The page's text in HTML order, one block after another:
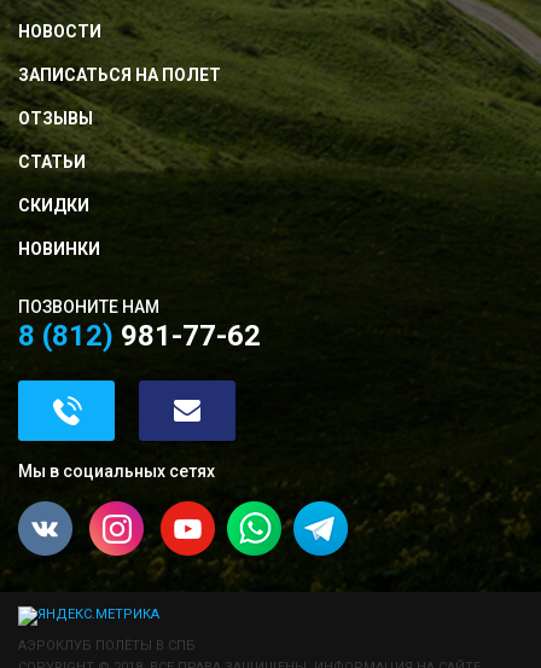
НОВОСТИ
ЗАПИСАТЬСЯ НА ПОЛЕТ
ОТЗЫВЫ
СТАТЬИ
СКИДКИ
НОВИНКИ
ПОЗВОНИТЕ НАМ
8 (812) 981-77-62
Мы в социальных сетях
АЭРОКЛУБ ПОЛЁТЫ В СПБ